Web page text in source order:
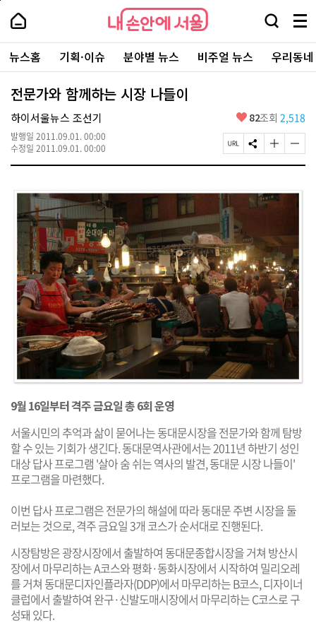
본
로
가
내
손
안
에
서
울
-
서
울
시
대
표
소
포
털
내
손
에
울
검
창
열
기
메
뉴
전
체
보
주
요
서
뉴스홈 기획·이슈 분야별 뉴스 비주얼 뉴스 우리동
전문가와 함께하는 시장 나들이
하이서울뉴스 조선기
발행일 2011.09.01. 00:00
수정일 2011.09.01. 00:00
좋
요
82조회 2,518
페
이
R
L
복
사
S
N
유
하
글
자
크
경
하
기
글
자
작
게
하
기
9월 16일부터 격주 금요일 총 6회 운영
서울시민의 추억과 삶이 묻어나는 동대문시장을 전문가와 함께 탐방
할 수 있는 기회가 생긴다. 동대문역사관에서는 2011년 하반기 성인
대상 답사 프로그램 '살아 숨 쉬는 역사의 발견, 동대문 시장 나들이'
프로그램을 마련했다.
이번 답사 프로그램은 전문가의 해설에 따라 동대문 주변 시장을 둘
러보는 것으로, 격주 금요일 3개 코스가 순서대로 진행된다.
시장탐방은 광장시장에서 출발하여 동대문종합시장을 거쳐 방산시
장에서 마무리하는 A코스와 평화·동화시장에서 시작하여 밀리오레
를 거쳐 동대문디자인플라자(DDP)에서 마무리하는 B코스, 디자이너
클럽에서 출발하여 완구·신발도매시장에서 마무리하는 C코스로 구
성돼 있다.
페
상
단
로